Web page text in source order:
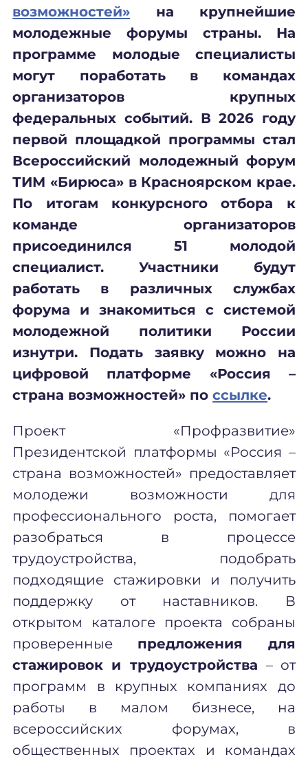
возможностей» на крупнейшие
молодежные форумы страны. На
программе молодые специалисты
могут поработать в командах
организаторов крупных
федеральных событий. В 2026 году
первой площадкой программы стал
Всероссийский молодежный форум
ТИМ «Бирюса» в Красноярском крае.
По итогам конкурсного отбора к
команде организаторов
присоединился 51 молодой
специалист. Участники будут
работать в различных службах
форума и знакомиться с системой
молодежной политики России
изнутри. Подать заявку можно на
цифровой платформе «Россия –
страна возможностей» поссылке.
Проект «Профразвитие»
Президентской платформы «Россия –
страна возможностей» предоставляет
молодежи возможности для
профессионального роста, помогает
разобраться в процессе
трудоустройства, подобрать
подходящие стажировки и получить
поддержку от наставников. В
открытом каталоге проекта собраны
проверенные предложения для
стажировок и трудоустройства – от
программ в крупных компаниях до
работы в малом бизнесе, на
всероссийских форумах, в
общественных проектах и командах